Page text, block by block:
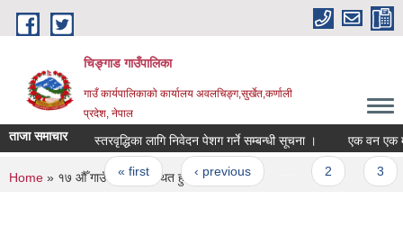
Skip to main content
चिङ्गाड गाउँपालिका
गाउँ कार्यपालिकाको कार्यालय अवलचिङ्ग,सुर्खेत,कर्णाली
प्रदेश, नेपाल
ताजा समाचार स्तरवृद्धिका लागि निवेदन पेशग गर्ने सम्बन्धी सूचना । एक वन एक
Pages
« first ‹ previous
You are here
Home » १७ औँ गाउँसभामा उपस्थित हुने सम्बन्धमा ।